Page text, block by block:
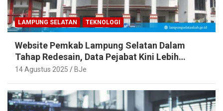
LAMPUNG SELATAN TEKNOLOGI
Website Pemkab Lampung Selatan Dalam
Tahap Redesain, Data Pejabat Kini Lebih
Mudah Diakses
14 Agustus 2025 BJe